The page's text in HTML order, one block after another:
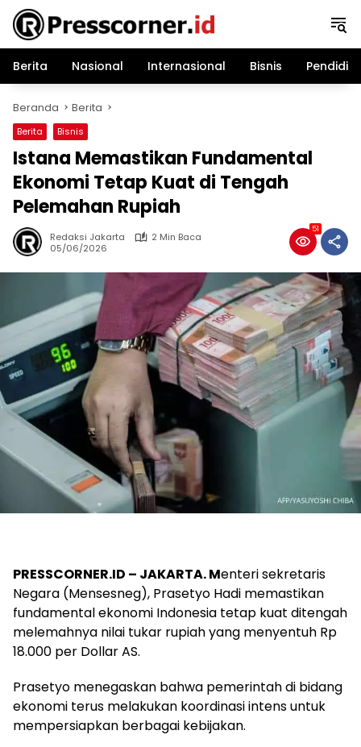
Langsung
konten
Berita
Nasional Internasional Bisnis
Beranda Berita
Berita Bisnis
Istana Memastikan Fundamental
Ekonomi Tetap Kuat di Tengah
Pelemahan Rupiah
Redaksi Jakarta
2 Min Baca
05/06/2026
51
PRESSCORNER.ID – JAKARTA. Menteri sekretaris
Negara (Mensesneg), Prasetyo Hadi memastikan
fundamental ekonomi Indonesia tetap kuat ditengah
melemahnya nilai tukar rupiah yang menyentuh Rp
18.000 per Dollar AS.
Prasetyo menegaskan bahwa pemerintah di bidang
ekonomi terus melakukan koordinasi intens untuk
mempersiapkan berbagai kebijakan.